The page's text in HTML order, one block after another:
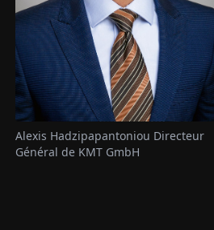
Alexis Hadzipapantoniou Directeur
Général de KMT GmbH